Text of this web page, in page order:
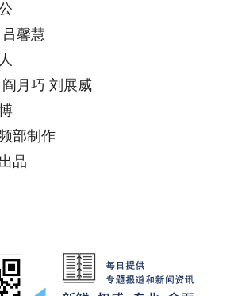
馨慧
月巧 刘展威
部制作
品